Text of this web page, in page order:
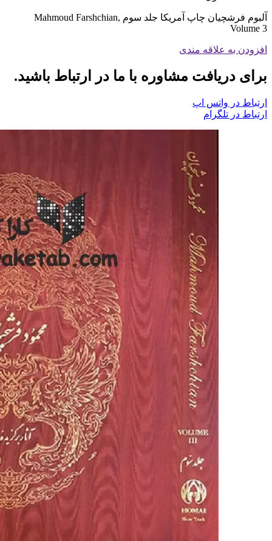
آلبوم فرشچیان چاپ آمریکا جلد سوم Mahmoud Farshchian,
Volume 3
افزودن به علاقه مندی
برای دریافت مشاوره با ما در ارتباط باشید.
ارتباط در واتس اپ
ارتباط در تلگرام